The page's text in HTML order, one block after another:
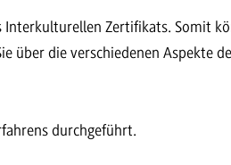
Zertifikats. Somit
über die verschiedenen Aspekte
durchgeführt.